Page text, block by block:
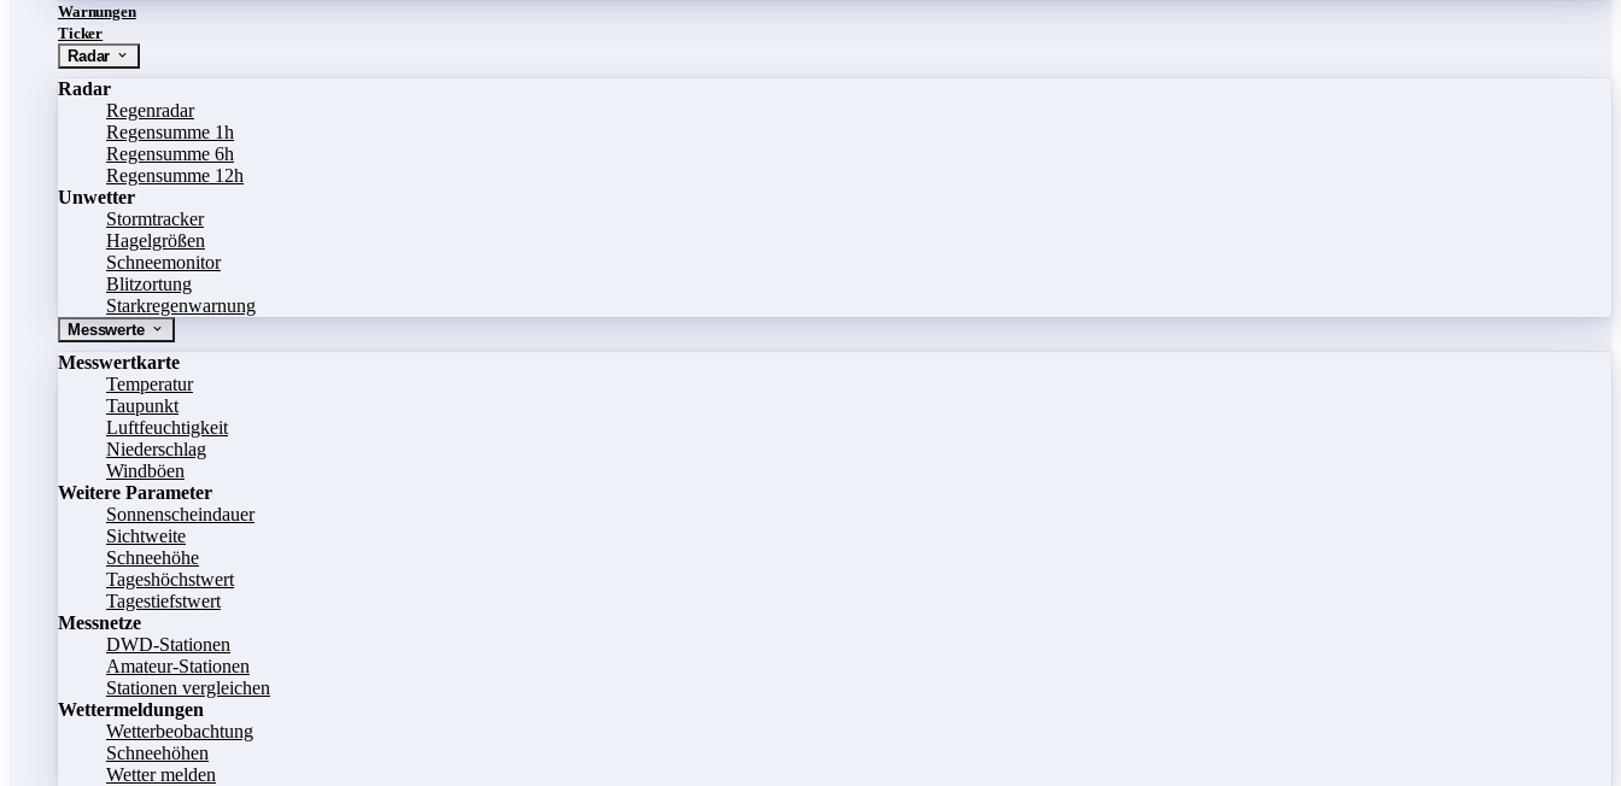
Warnungen
Ticker
Radar
Radar
Regenradar
Regensumme 1h
Regensumme 6h
Regensumme 12h
Unwetter
Stormtracker
Hagelgrößen
Schneemonitor
Blitzortung
Starkregenwarnung
Messwerte
Messwertkarte
Temperatur
Taupunkt
Luftfeuchtigkeit
Niederschlag
Windböen
Weitere Parameter
Sonnenscheindauer
Sichtweite
Schneehöhe
Tageshöchstwert
Tagestiefstwert
Messnetze
DWD-Stationen
Amateur-Stationen
Stationen vergleichen
Wettermeldungen
Wetterbeobachtung
Schneehöhen
Wetter melden